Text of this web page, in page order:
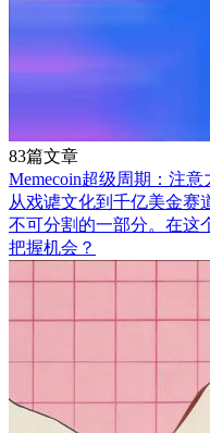
83篇文章
Memecoin超级周期：注
从戏谑文化到千亿美金赛
不可分割的一部分。在这
把握机会？